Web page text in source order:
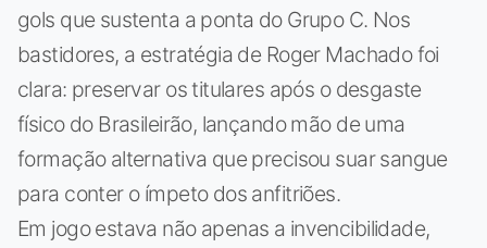
gols que sustenta a ponta do Grupo C. Nos
bastidores, a estratégia de Roger Machado foi
clara: preservar os titulares após o desgaste
físico do Brasileirão, lançando mão de uma
formação alternativa que precisou suar sangue
para conter o ímpeto dos anfitriões.
Em jogo estava não apenas a invencibilidade,